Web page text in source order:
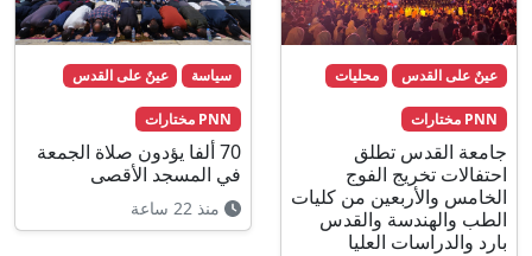
عينٌ على القدس محليات
PNN مختارات
جامعة القدس تطلق
احتفالات تخريج الفوج
الخامس والأربعين من كليات
الطب والهندسة والقدس
بارد والدراسات العليا
سياسة عينٌ على القدس
PNN مختارات
70 ألفا يؤدون صلاة الجمعة
في المسجد الأقصى
منذ 22 ساعة